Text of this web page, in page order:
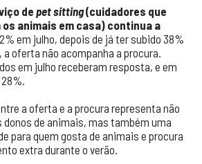
de pet sitting(cuidadores que
animais em casa) continua a
em julho, depois de já ter subido 38%
oferta não acompanha a procura.
em julho receberam resposta, e em
a oferta e a procura representa não
donos de animais, mas também uma
para quem gosta de animais e procura
extra durante o verão.